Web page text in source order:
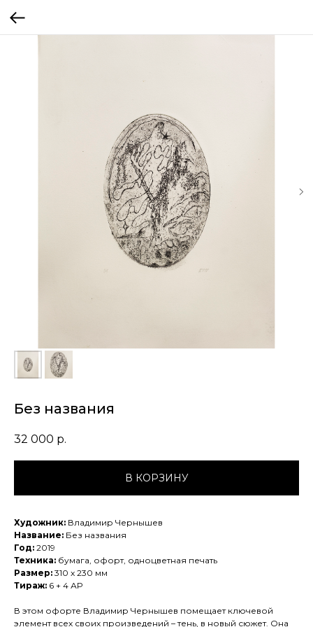
Без названия
32 000 р.
В КОРЗИНУ
Художник: Владимир Чернышев
Название: Без названия
Год: 2019
Техника: бумага, офорт, одноцветная печать
Размер: 310 x 230 мм
Тираж: 6 + 4 АР
В этом офорте Владимир Чернышев помещает ключевой
элемент всех своих произведений – тень, в новый сюжет. Она